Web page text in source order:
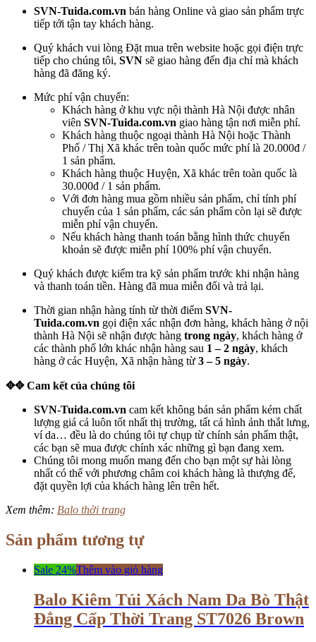
SVN-Tuida.com.vn bán hàng Online và giao sản phẩm trực
tiếp tới tận tay khách hàng.
Quý khách vui lòng Đặt mua trên website hoặc gọi điện trực
tiếp cho chúng tôi, SVN sẽ giao hàng đến địa chỉ mà khách
hàng đã đăng ký.
Mức phí vận chuyển:
Khách hàng ở khu vực nội thành Hà Nội được nhân
viên SVN-Tuida.com.vn giao hàng tận nơi miễn phí.
Khách hàng thuộc ngoại thành Hà Nội hoặc Thành
Phố / Thị Xã khác trên toàn quốc mức phí là 20.000đ /
1 sản phẩm.
Khách hàng thuộc Huyện, Xã khác trên toàn quốc là
30.000đ / 1 sản phẩm.
Với đơn hàng mua gồm nhiều sản phẩm, chỉ tính phí
chuyển của 1 sản phẩm, các sản phẩm còn lại sẽ được
miễn phí vận chuyển.
Nếu khách hàng thanh toán bằng hình thức chuyển
khoản sẽ được miễn phí 100% phí vận chuyển.
Quý khách được kiểm tra kỹ sản phẩm trước khi nhận hàng
và thanh toán tiền. Hàng đã mua miễn đổi và trả lại.
Thời gian nhận hàng tính từ thời điểm SVN-
Tuida.com.vn gọi điện xác nhận đơn hàng, khách hàng ở nội
thành Hà Nội sẽ nhận được hàng trong ngày, khách hàng ở
các thành phố lớn khác nhận hàng sau 1 – 2 ngày, khách
hàng ở các Huyện, Xã nhận hàng từ 3 – 5 ngày.
✥✥ Cam kết của chúng tôi
SVN-Tuida.com.vn cam kết không bán sản phẩm kém chất
lượng giá cả luôn tốt nhất thị trường, tất cả hình ảnh thắt lưng,
ví da… đều là do chúng tôi tự chụp từ chính sản phẩm thật,
các bạn sẽ mua được chính xác những gì bạn đang xem.
Chúng tôi mong muốn mang đến cho bạn một sự hài lòng
nhất có thể với phương châm coi khách hàng là thượng đế,
đặt quyền lợi của khách hàng lên trên hết.
Xem thêm: Balo thời trang
Sản phẩm tương tự
Sale 24%Thêm vào giỏ hàng
Balo Kiêm Túi Xách Nam Da Bò Thật
Đẳng Cấp Thời Trang ST7026 Brown